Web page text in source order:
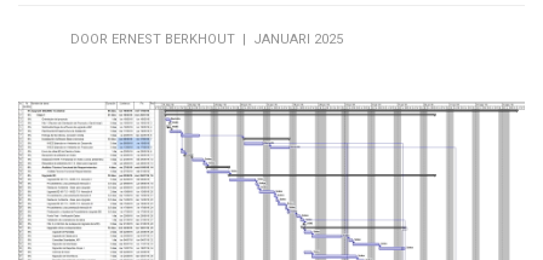
DOOR ERNEST BERKHOUT | JANUARI 2025